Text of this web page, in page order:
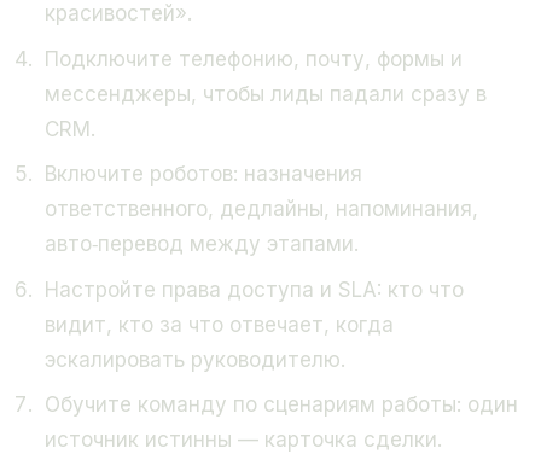
красивостей».
Подключите телефонию, почту, формы и
мессенджеры, чтобы лиды падали сразу в
CRM.
Включите роботов: назначения
ответственного, дедлайны, напоминания,
авто‑перевод между этапами.
Настройте права доступа и SLA: кто что
видит, кто за что отвечает, когда
эскалировать руководителю.
Обучите команду по сценариям работы: один
источник истинны — карточка сделки.